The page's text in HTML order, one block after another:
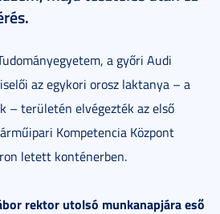
a győri Audi
az egykori orosz laktanya – a
– területén elvégezték az első
Kompetencia Központ
letett konténerben.
rektor utolsó munkanapjára eső